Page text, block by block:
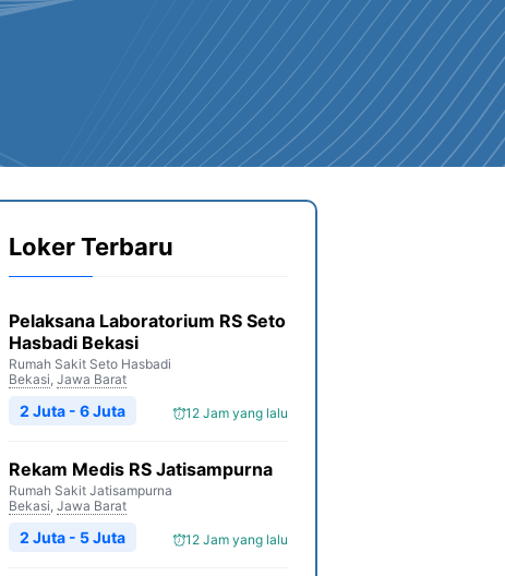
Loker Terbaru
Pelaksana Laboratorium RS Seto
Hasbadi Bekasi
Rumah Sakit Seto Hasbadi
Bekasi, Jawa Barat
12 Jam yang lalu
2 Juta - 6 Juta
Rekam Medis RS Jatisampurna
Rumah Sakit Jatisampurna
Bekasi, Jawa Barat
12 Jam yang lalu
2 Juta - 5 Juta